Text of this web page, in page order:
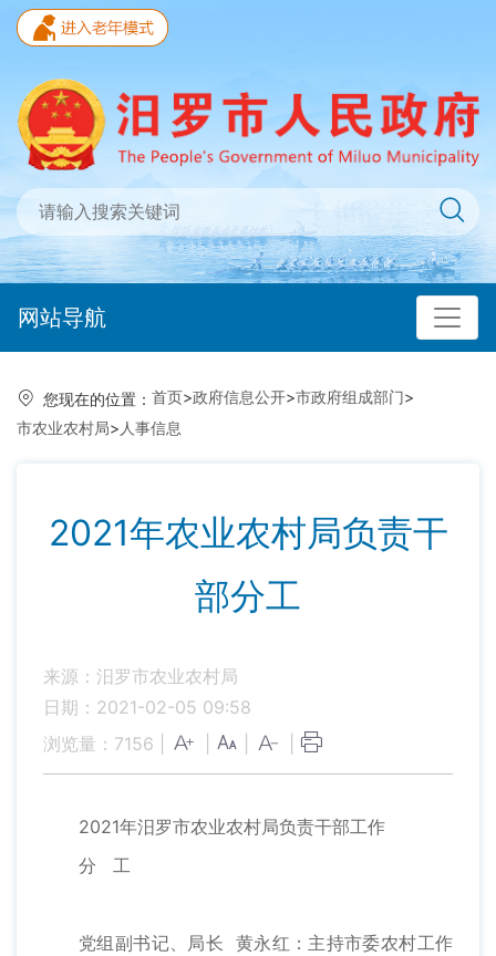
网站导航
您现在的位置： 首页>政府信息公开>市政府组成部门>
市农业农村局> 人事信息
2021年农业农村局负责干
部分工
来源：汨罗市农业农村局
日期：2021-02-05 09:58
浏览量： 7156
2021年汨罗市农业农村局负责干部工作
分 工
党组副书记、局长 黄永红：主持市委农村工作